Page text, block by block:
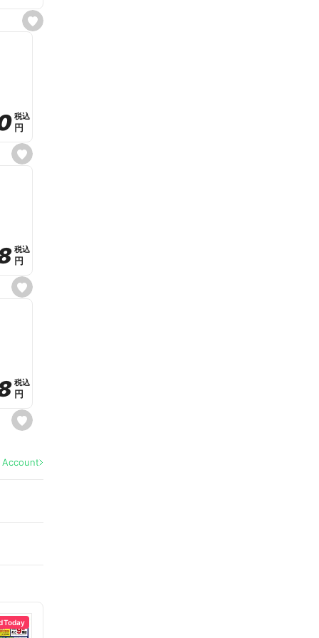
s
e
s
e
e
税込
税込
円
円
s
e
e
税込
税込
円
円
s
e
a
税込
税込
円
円
Today